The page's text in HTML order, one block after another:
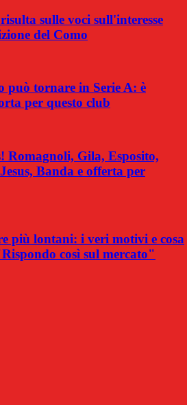
sulle voci sull'interesse
del Como
può tornare in Serie A: è
per questo club
Romagnoli, Gila, Esposito,
Banda e offerta per
più lontani: i veri motivi e cosa
così sul mercato"